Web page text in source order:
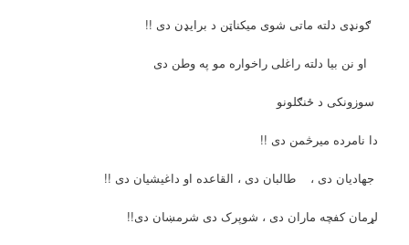
ګونډی دلته ماتی شوی میکناټن د برایډن دی !!
او نن بیا دلته راغلی راخواره مو په وطن دی
سوزونکی د ځنګلونو
دا نامرده میرڅمن دی !!
جهادیان دی ، طالبان دی ، القاعده او داغیشیان دی !!
لړمان کفچه ماران دی ، شوپرک دی شرمښان دی!!